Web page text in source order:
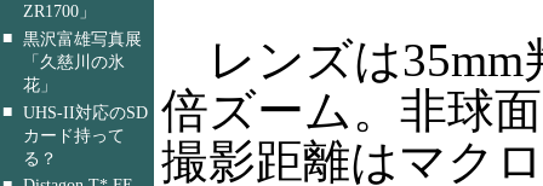
ZR1700」
■ 黒沢富雄写真展
「久慈川の氷
花」
■ UHS-II対応のSD
カード持って
る？
レンズは35mm
倍ズーム。非球
撮影距離はマク